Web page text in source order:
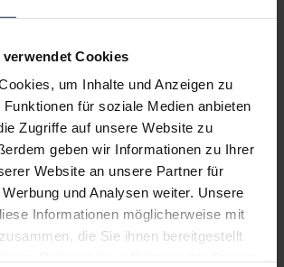
verwendet Cookies
um Inhalte und Anzeigen zu
für soziale Medien anbieten
Zugriffe auf unsere Website zu
geben wir Informationen zu Ihrer
Website an unsere Partner für
und Analysen weiter. Unsere
Informationen möglicherweise mit
die Sie ihnen bereitgestellt
Sundermeier: Understanding
David Soto Setzke, Markus Böhm,
Clarifying the Notion of Digital
A Transdisciplinary Review of
Matthias Wenzel: Understanding